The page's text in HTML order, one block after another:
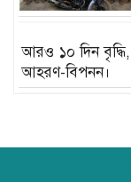
আরও ১০ দিন
আহরণ-বিপনন।